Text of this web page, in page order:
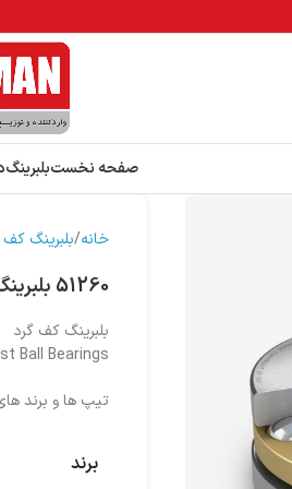
صفحه نخستبلبرینگ
خانه بلبرینگ
51260 بلبرینگ کف گرد تک جهته
بلبرینگ کف گرد
Ball Bearings
تیپ ها و برند
برند